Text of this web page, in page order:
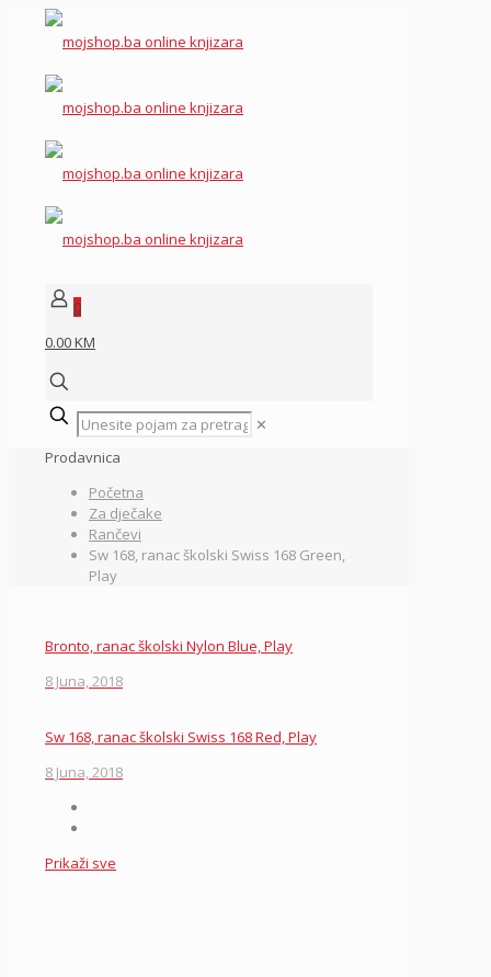
0
0.00 KM
✕
Prodavnica
Početna
Za dječake
Rančevi
Sw 168, ranac školski Swiss 168 Green,
Play
Bronto, ranac školski Nylon Blue, Play
8 Juna, 2018
Sw 168, ranac školski Swiss 168 Red, Play
8 Juna, 2018
Prikaži sve